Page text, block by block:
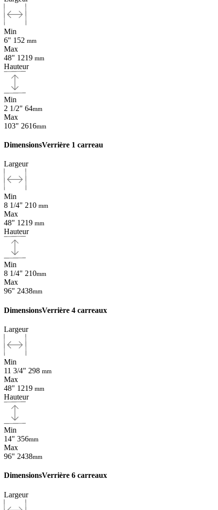
Min
6" 152 mm
Max
48" 1219 mm
Hauteur
Min
2 1/2" 64mm
Max
103" 2616mm
DimensionsVerrière 1 carreau
Largeur
Min
8 1/4" 210 mm
Max
48" 1219 mm
Hauteur
Min
8 1/4" 210mm
Max
96" 2438mm
DimensionsVerrière 4 carreaux
Largeur
Min
11 3/4" 298 mm
Max
48" 1219 mm
Hauteur
Min
14" 356mm
Max
96" 2438mm
DimensionsVerrière 6 carreaux
Largeur